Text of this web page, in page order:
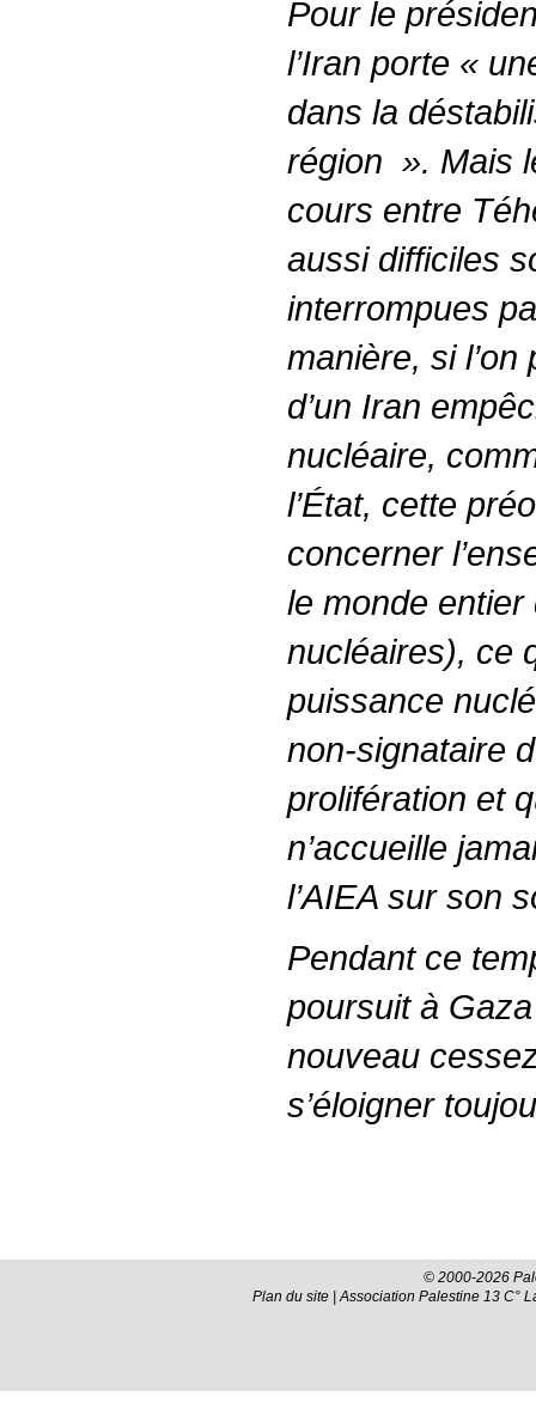
Pour le
l’Iran porte «
dans la
région ». Mais
cours entre
aussi difficiles
interrompues
manière, si l’on
d’un Iran
nucléaire,
l’État, cette
concerner
le monde
nucléaires), ce
puissance
non-signataire
prolifération et
n’accueille
l’AIEA sur son
Pendant ce
poursuit à
nouveau
s’éloigner
© 2000-2026
Plan du site| Association Palestine 13 C°